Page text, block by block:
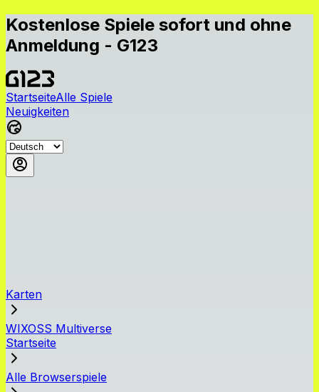
Kostenlose Spiele sofort und ohne
Anmeldung - G123
StartseiteAlle Spiele
Neuigkeiten
Karten
WIXOSS Multiverse
Startseite
Alle Browserspiele